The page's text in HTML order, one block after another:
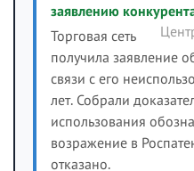
заявлению
Торговая сеть
получила заявление
связи с его
лет. Собрали
использования
возражение в
отказано.